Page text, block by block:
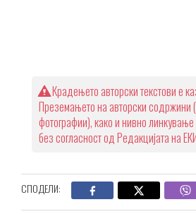
Крадењето авторски текстови е
Преземањето на авторски содржини
фотографии), како и нивно
без согласност од Редакцијата на
СПОДЕЛИ: